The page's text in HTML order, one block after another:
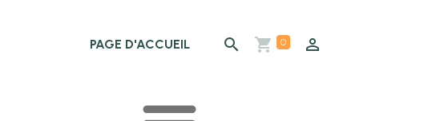
PAGE D'ACCUEIL 0